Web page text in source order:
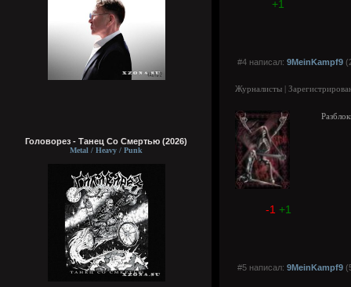
Головорез - Tанец Со Смертью (2026)
Metal / Heavy / Punk
+1
#4 написал: 9MeinKampf9
Журналисты |
-1 +1
#5 написал: 9MeinKampf9